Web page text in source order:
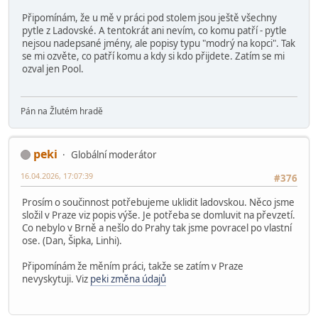
Připomínám, že u mě v práci pod stolem jsou ještě všechny
pytle z Ladovské. A tentokrát ani nevím, co komu patří - pytle
nejsou nadepsané jmény, ale popisy typu "modrý na kopci". Tak
se mi ozvěte, co patří komu a kdy si kdo přijdete. Zatím se mi
ozval jen Pool.
Pán na Žlutém hradě
peki
Globální moderátor
#376
16.04.2026, 17:07:39
Prosím o součinnost potřebujeme uklidit ladovskou. Něco jsme
složil v Praze viz popis výše. Je potřeba se domluvit na převzetí.
Co nebylo v Brně a nešlo do Prahy tak jsme povracel po vlastní
ose. (Dan, Šipka, Linhi).
Připomínám že měním práci, takže se zatím v Praze
nevyskytuji. Viz peki změna údajů